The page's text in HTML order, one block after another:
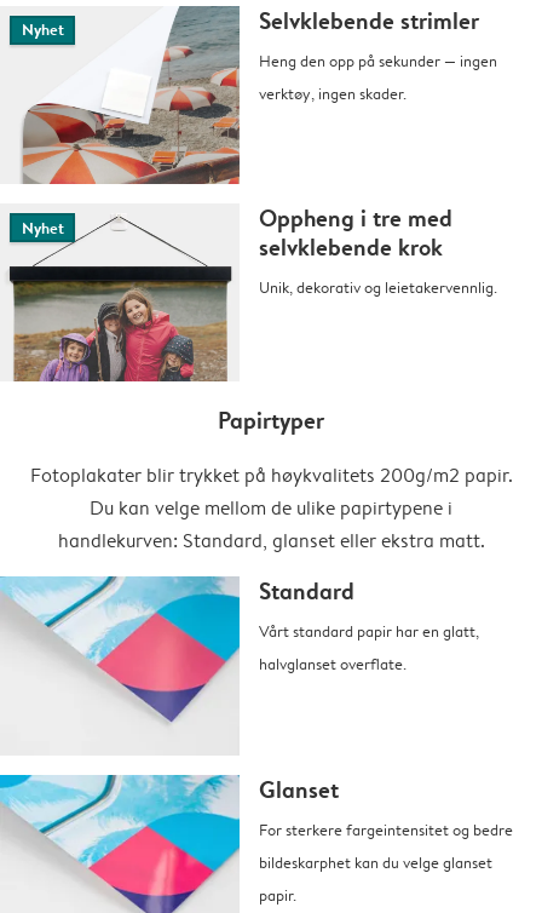
Nyhet Selvklebende strimler
Heng den opp på sekunder — ingen
verktøy, ingen skader.
Nyhet
Oppheng i tre med
selvklebende krok
Unik, dekorativ og leietakervennlig.
Papirtyper
Fotoplakater blir trykket på høykvalitets 200g/m2 papir.
Du kan velge mellom de ulike papirtypene i
handlekurven: Standard, glanset eller ekstra matt.
Standard
Vårt standard papir har en glatt,
halvglanset overflate.
Glanset
For sterkere fargeintensitet og bedre
bildeskarphet kan du velge glanset
papir.